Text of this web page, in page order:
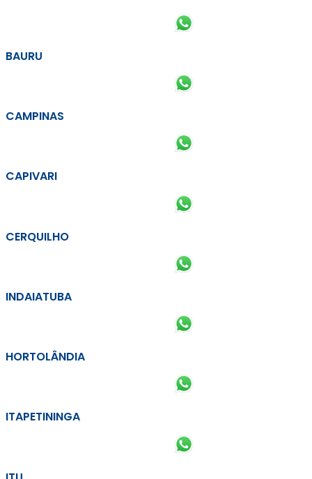
BAURU
CAMPINAS
CAPIVARI
CERQUILHO
INDAIATUBA
HORTOLÂNDIA
ITAPETININGA